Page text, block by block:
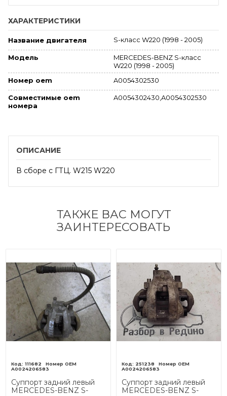
ХАРАКТЕРИСТИКИ
Название двигателя S-класс W220 (1998 - 2005)
Модель
MERCEDES-BENZ S-класс
W220 (1998 - 2005)
Номер oem
A0054302530
Совместимые oem
номера
A0054302430,A0054302530
ОПИСАНИЕ
В сборе с ГТЦ. W215 W220
ТАКЖЕ ВАС МОГУТ
ЗАИНТЕРЕСОВАТЬ
111682
A0024206583
Суппорт задний левый
MERCEDES-BENZ S-
251238
A0024206583
Суппорт задний левый
MERCEDES-BENZ S-